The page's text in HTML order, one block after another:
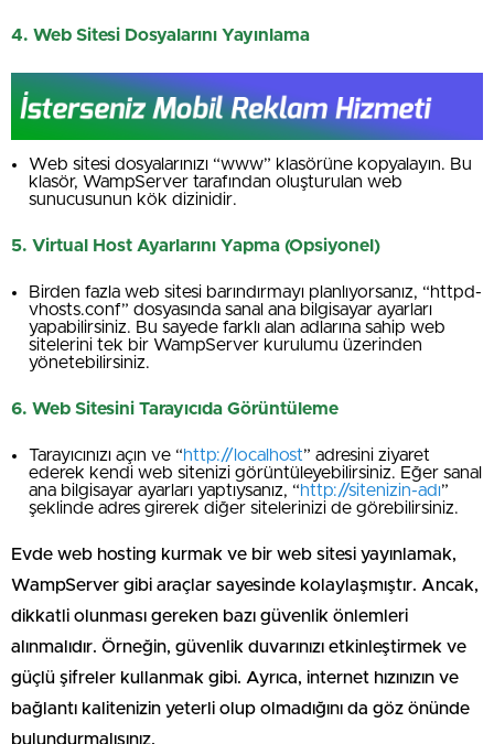
4. Web Sitesi Dosyalarını Yayınlama
Web sitesi dosyalarınızı “www” klasörüne kopyalayın. Bu
klasör, WampServer tarafından oluşturulan web
sunucusunun kök dizinidir.
5. Virtual Host Ayarlarını Yapma (Opsiyonel)
Birden fazla web sitesi barındırmayı planlıyorsanız, “httpd-
vhosts.conf” dosyasında sanal ana bilgisayar ayarları
yapabilirsiniz. Bu sayede farklı alan adlarına sahip web
sitelerini tek bir WampServer kurulumu üzerinden
yönetebilirsiniz.
6. Web Sitesini Tarayıcıda Görüntüleme
Tarayıcınızı açın ve “http://localhost” adresini ziyaret
ederek kendi web sitenizi görüntüleyebilirsiniz. Eğer sanal
ana bilgisayar ayarları yaptıysanız, “http://sitenizin-adı”
şeklinde adres girerek diğer sitelerinizi de görebilirsiniz.
Evde web hosting kurmak ve bir web sitesi yayınlamak,
WampServer gibi araçlar sayesinde kolaylaşmıştır. Ancak,
dikkatli olunması gereken bazı güvenlik önlemleri
alınmalıdır. Örneğin, güvenlik duvarınızı etkinleştirmek ve
güçlü şifreler kullanmak gibi. Ayrıca, internet hızınızın ve
bağlantı kalitenizin yeterli olup olmadığını da göz önünde
bulundurmalısınız.